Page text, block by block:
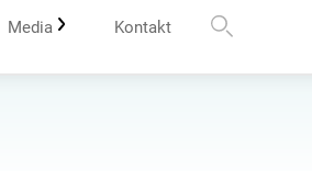
Media Kontakt